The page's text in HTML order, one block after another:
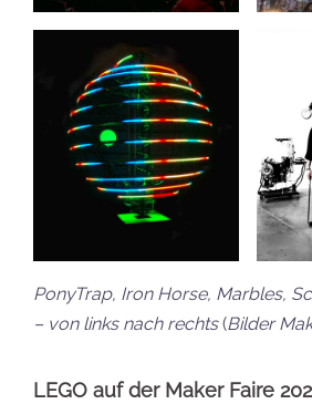
PonyTrap, Iron Horse, Marbles,
– von links nach rechts(Bilder
LEGO auf der Maker Faire